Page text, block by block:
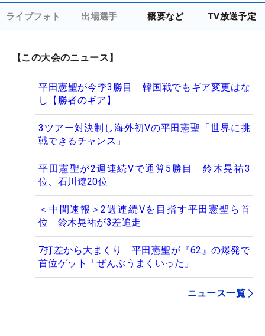
ライブフォト 出場選手 概要など TV放送予定
【この大会のニュース】
平田憲聖が今季3勝目 韓国戦でもギア変更はな
し【勝者のギア】
3ツアー対決制し海外初Vの平田憲聖「世界に挑
戦できるチャンス」
平田憲聖が2週連続Vで通算5勝目 鈴木晃祐3
位、石川遼20位
＜中間速報＞2週連続Vを目指す平田憲聖ら首
位 鈴木晃祐が3差追走
7打差から大まくり 平田憲聖が『62』の爆発で
首位ゲット「ぜんぶうまくいった」
ニュース一覧